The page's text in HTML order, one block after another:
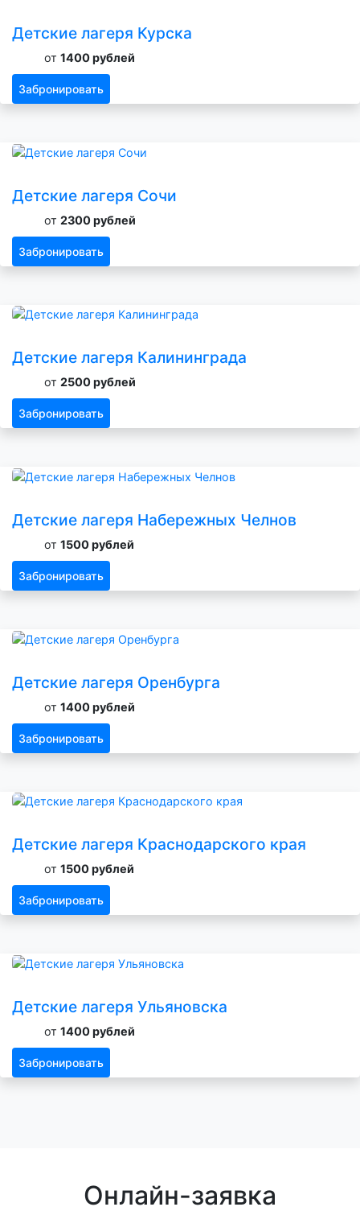
Детские лагеря Курска
от 1400 рублей
Забронировать
Детские лагеря Сочи
от 2300 рублей
Забронировать
Детские лагеря Калининграда
от 2500 рублей
Забронировать
Детские лагеря Набережных Челнов
от 1500 рублей
Забронировать
Детские лагеря Оренбурга
от 1400 рублей
Забронировать
Детские лагеря Краснодарского края
от 1500 рублей
Забронировать
Детские лагеря Ульяновска
от 1400 рублей
Забронировать
Онлайн-заявка